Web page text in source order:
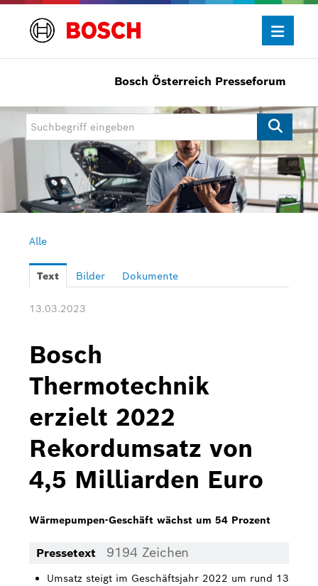
Presseinformationen
Allgemein/Wirtschaft
Bosch Innovationspreis
eBike Systems
Mobility
Power Tools
Buderus
Pressemappen
Hausgeräte
Downloads
Pressemappen
Über uns
Bosch Österreich Presseforum
Alle
Text Bilder Dokumente
13.03.2023
Bosch
Thermotechnik
erzielt 2022
Rekordumsatz von
4,5 Milliarden Euro
Wärmepumpen-Geschäft wächst um 54 Prozent
Pressetext 9194 Zeichen
Umsatz steigt im Geschäftsjahr 2022 um rund 13